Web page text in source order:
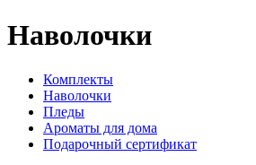
Наволочки
Комплекты
Наволочки
Пледы
Ароматы для дома
Подарочный сертификат